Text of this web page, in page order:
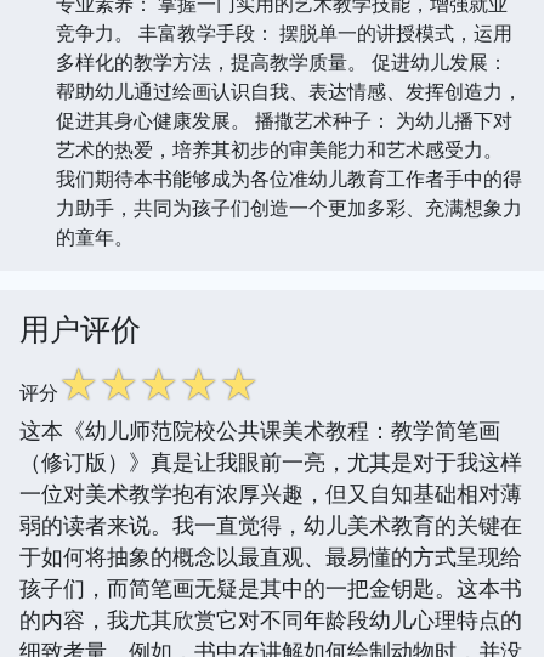
竞争力。 丰富教学手段： 摆脱单一的讲授模式，运用
多样化的教学方法，提高教学质量。 促进幼儿发展：
帮助幼儿通过绘画认识自我、表达情感、发挥创造力，
促进其身心健康发展。 播撒艺术种子： 为幼儿播下对
艺术的热爱，培养其初步的审美能力和艺术感受力。
我们期待本书能够成为各位准幼儿教育工作者手中的得
力助手，共同为孩子们创造一个更加多彩、充满想象力
的童年。
用户评价
评分☆☆☆☆☆
这本《幼儿师范院校公共课美术教程：教学简笔画
（修订版）》真是让我眼前一亮，尤其是对于我这样
一位对美术教学抱有浓厚兴趣，但又自知基础相对薄
弱的读者来说。我一直觉得，幼儿美术教育的关键在
于如何将抽象的概念以最直观、最易懂的方式呈现给
孩子们，而简笔画无疑是其中的一把金钥匙。这本书
的内容，我尤其欣赏它对不同年龄段幼儿心理特点的
细致考量。例如，书中在讲解如何绘制动物时，并没